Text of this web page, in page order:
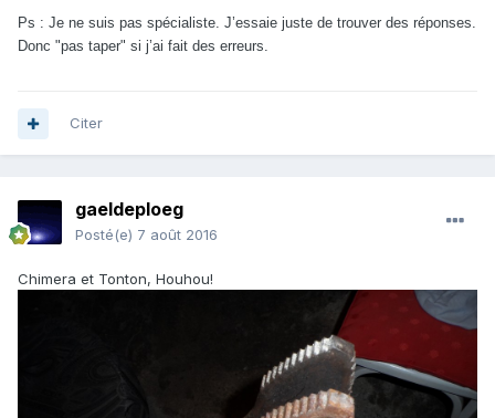
Ps : Je ne suis pas spécialiste. J’essaie juste de trouver des réponses.
Donc "pas taper" si j’ai fait des erreurs.
Citer
gaeldeploeg
Posté(e) 7 août 2016
Chimera et Tonton, Houhou!